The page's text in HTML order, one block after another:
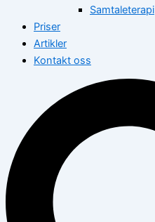
Samtaleterapi
Priser
Artikler
Kontakt oss